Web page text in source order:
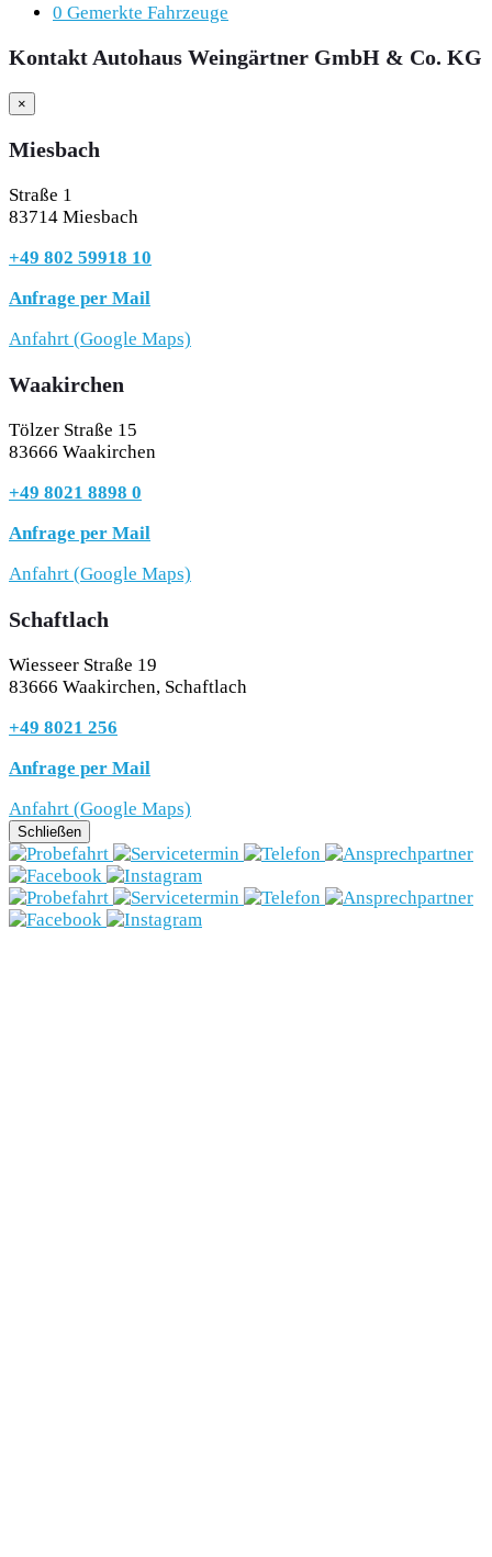
0 Gemerkte Fahrzeuge
Kontakt Autohaus Weingärtner GmbH & Co. KG
×
Miesbach
Straße 1
83714 Miesbach
+49 802 59918 10
Anfrage per Mail
Anfahrt (Google Maps)
Waakirchen
Tölzer Straße 15
83666 Waakirchen
+49 8021 8898 0
Anfrage per Mail
Anfahrt (Google Maps)
Schaftlach
Wiesseer Straße 19
83666 Waakirchen, Schaftlach
+49 8021 256
Anfrage per Mail
Anfahrt (Google Maps)
Schließen